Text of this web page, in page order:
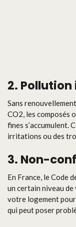
2.
Sans
CO2, les composés
fines s’accumulent.
irritations ou des
3. Non-
En France, le Code
un certain niveau
votre logement
qui peut poser